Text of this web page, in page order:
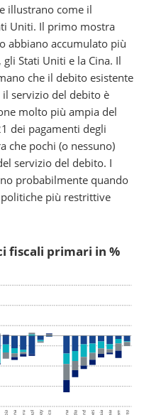
illustrano come il
Uniti. Il primo mostra
abbiano accumulato più
Stati Uniti e la Cina. Il
che il debito esistente
servizio del debito è
molto più ampia del
dei pagamenti degli
che pochi (o nessuno)
servizio del debito. I
probabilmente quando
più restrittive
fiscali primari in %